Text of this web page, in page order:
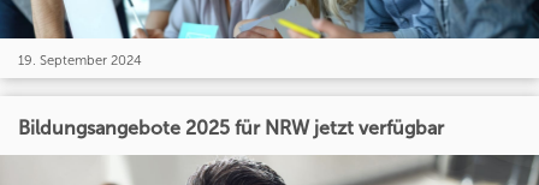
19. September 2024
Bildungsangebote 2025 für NRW jetzt verfügbar